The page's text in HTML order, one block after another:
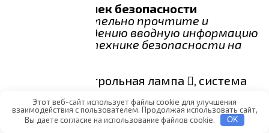
Система подушек безопасности
Сначала обязательно прочтите и
примите к сведению вводную информацию
и указания по технике безопасности на
Если горит контрольная лампа , система
подушек безопасности неисправна.
На дисплее MAXI DOT отображается
следующее сообщение.
Неисправность подуш. безоп.!
Этот веб-сайт использует файлы cookie для улучшения
взаимодействия с пользователем. Продолжая использовать сайт,
Вы даете согласие на использование файлов cookie.
OK